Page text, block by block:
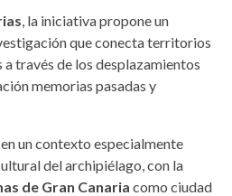
, la iniciativa propone un
que conecta territorios
través de los desplazamientos
memorias pasadas y
un contexto especialmente
del archipiélago, con la
de Gran Canaria como ciudad